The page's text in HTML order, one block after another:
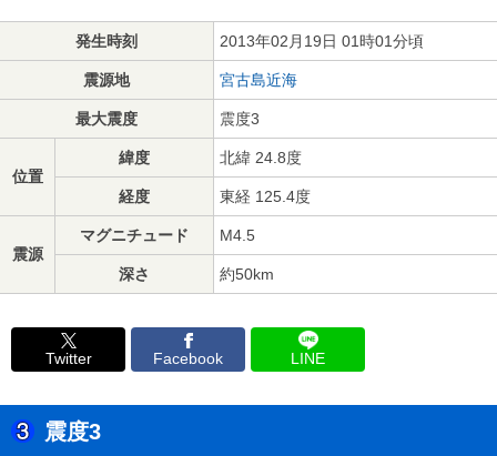
発生時刻 2013年02月19日 01時01分頃
震源地 宮古島近海
最大震度 震度3
位置
緯度 北緯 24.8度
経度 東経 125.4度
震源
マグニチュード M4.5
深さ 約50km
Twitter Facebook LINE
震度3